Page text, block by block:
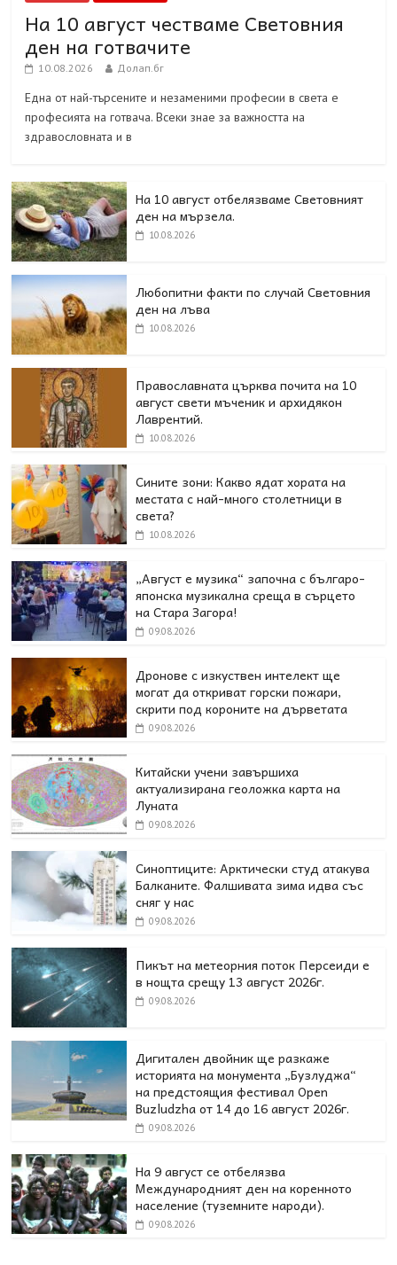
На 10 август честваме Световния
ден на готвачите
10.08.2026 Долап.бг
Една от най-търсените и незаменими професии в света е
професията на готвача. Всеки знае за важността на
здравословната и в
На 10 август отбелязваме Световният
ден на мързела.
10.08.2026
Любопитни факти по случай Световния
ден на лъва
10.08.2026
Православната църква почита на 10
август свети мъченик и архидякон
Лаврентий.
10.08.2026
Сините зони: Какво ядат хората на
местата с най-много столетници в
света?
10.08.2026
„Август е музика“ започна с българо-
японска музикална среща в сърцето
на Стара Загора!
09.08.2026
Дронове с изкуствен интелект ще
могат да откриват горски пожари,
скрити под короните на дърветата
09.08.2026
Китайски учени завършиха
актуализирана геоложка карта на
Луната
09.08.2026
Синоптиците: Арктически студ атакува
Балканите. Фалшивата зима идва със
сняг у нас
09.08.2026
Пикът на метеорния поток Персеиди е
в нощта срещу 13 август 2026г.
09.08.2026
Дигитален двойник ще разкаже
историята на монумента „Бузлуджа“
на предстоящия фестивал Open
Buzludzha от 14 до 16 август 2026г.
09.08.2026
На 9 август се отбелязва
Международният ден на коренното
население (туземните народи).
09.08.2026